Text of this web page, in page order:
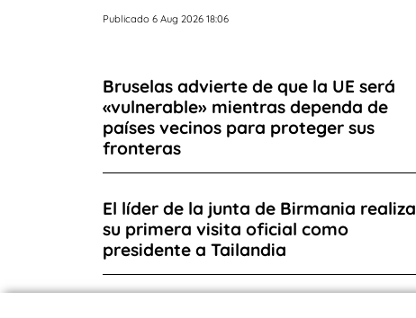
Publicado 6 Aug 2026 18:06
Bruselas advierte de que la UE será
«vulnerable» mientras dependa de
países vecinos para proteger sus
fronteras
El líder de la junta de Birmania realiza
su primera visita oficial como
presidente a Tailandia